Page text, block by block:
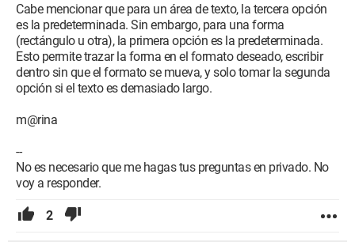
Cabe mencionar que para un área de texto, la tercera opción
es la predeterminada. Sin embargo, para una forma
(rectángulo u otra), la primera opción es la predeterminada.
Esto permite trazar la forma en el formato deseado, escribir
dentro sin que el formato se mueva, y solo tomar la segunda
opción si el texto es demasiado largo.
m@rina
--
No es necesario que me hagas tus preguntas en privado. No
voy a responder.
2